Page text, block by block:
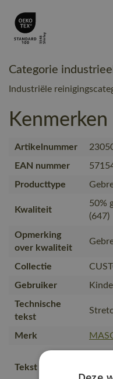
Categorie
Industriële
Kenmerken
Artikelnummer
EAN nummer
Producttype
Kwaliteit
50%
(647)
Opmerking
over kwaliteit
Collectie
Gebruiker
Technische
tekst
Merk
Tekst usp
die